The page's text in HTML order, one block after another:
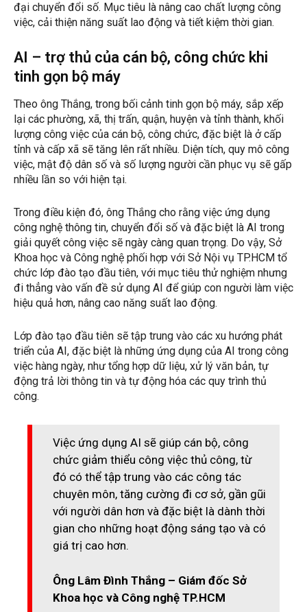
đại chuyển đổi số. Mục tiêu là nâng cao chất lượng công
việc, cải thiện năng suất lao động và tiết kiệm thời gian.
AI – trợ thủ của cán bộ, công chức khi
tinh gọn bộ máy
Theo ông Thắng, trong bối cảnh tinh gọn bộ máy, sắp xếp
lại các phường, xã, thị trấn, quận, huyện và tỉnh thành, khối
lượng công việc của cán bộ, công chức, đặc biệt là ở cấp
tỉnh và cấp xã sẽ tăng lên rất nhiều. Diện tích, quy mô công
việc, mật độ dân số và số lượng người cần phục vụ sẽ gấp
nhiều lần so với hiện tại.
Trong điều kiện đó, ông Thắng cho rằng việc ứng dụng
công nghệ thông tin, chuyển đổi số và đặc biệt là AI trong
giải quyết công việc sẽ ngày càng quan trọng. Do vậy, Sở
Khoa học và Công nghệ phối hợp với Sở Nội vụ TP.HCM tổ
chức lớp đào tạo đầu tiên, với mục tiêu thử nghiệm nhưng
đi thẳng vào vấn đề sử dụng AI để giúp con người làm việc
hiệu quả hơn, nâng cao năng suất lao động.
Lớp đào tạo đầu tiên sẽ tập trung vào các xu hướng phát
triển của AI, đặc biệt là những ứng dụng của AI trong công
việc hàng ngày, như tổng hợp dữ liệu, xử lý văn bản, tự
động trả lời thông tin và tự động hóa các quy trình thủ
công.
Việc ứng dụng AI sẽ giúp cán bộ, công
chức giảm thiểu công việc thủ công, từ
đó có thể tập trung vào các công tác
chuyên môn, tăng cường đi cơ sở, gần gũi
với người dân hơn và đặc biệt là dành thời
gian cho những hoạt động sáng tạo và có
giá trị cao hơn.
Ông Lâm Đình Thắng – Giám đốc Sở
Khoa học và Công nghệ TP.HCM